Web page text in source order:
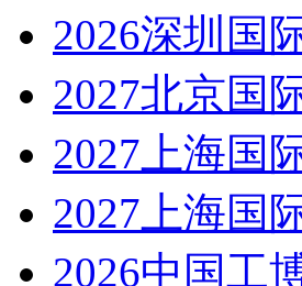
2026深圳国
2027北京国
2027上海国
2027上海国
2026中国工